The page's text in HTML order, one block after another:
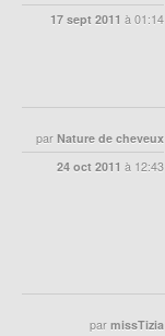
17 sept 2011 à 01:14
par Nature de cheveux
24 oct 2011 à 12:43
par missTizia